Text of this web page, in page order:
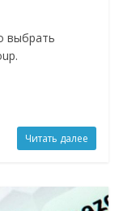
выбрать
Читать далее